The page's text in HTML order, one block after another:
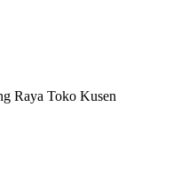
Raya Toko Kusen